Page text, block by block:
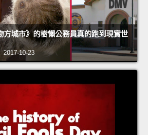
方城市》的樹懶公務員真的跑到現實世
2017-10-23